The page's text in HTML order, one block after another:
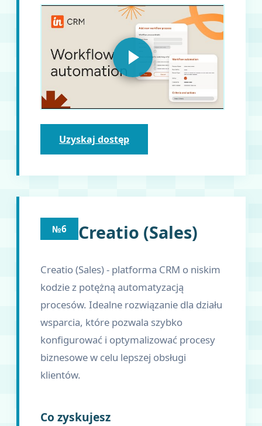
Uzyskaj dostęp
№6 Creatio (Sales)
Creatio (Sales) - platforma CRM o niskim
kodzie z potężną automatyzacją
procesów. Idealne rozwiązanie dla działu
wsparcia, które pozwala szybko
konfigurować i optymalizować procesy
biznesowe w celu lepszej obsługi
klientów.
Co zyskujesz